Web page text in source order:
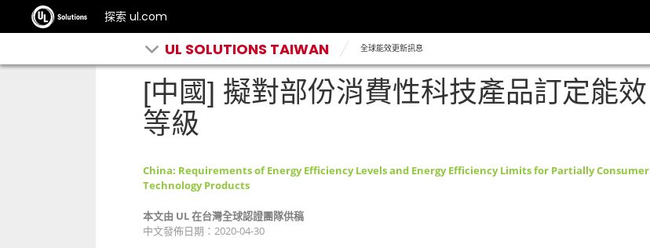
探索 ul.com
UL SOLUTIONS TAIWAN 全球能效更新訊息
[中國] 擬對部份消費性科技產品訂定能效
等級
China: Requirements of Energy Efficiency Levels and Energy Efficiency Limits for Partially Consumer
Technology Products
本文由 UL 在台灣全球認證團隊供稿
中文發佈日期： 2020-04-30